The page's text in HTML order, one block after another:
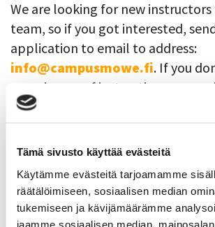
Tämä sivusto käyttää evästeitä
Käytämme evästeitä tarjoamamme
räätälöimiseen, sosiaalisen median
tukemiseen ja kävijämäärämme
jaamme sosiaalisen median,
We are looking for new
team, so if you got interested,
application to email to address:
info@campusmowe.fi. If you
experiences of instructing, no
professional CampusMoWe team
CampusMoWe aims for diverse
of services and products, so if you
some other sports, contact us:
info@campusmowe.fiand let us